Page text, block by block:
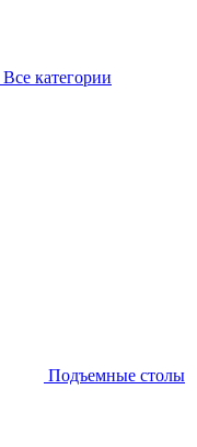
Все категории
Подъемные столы